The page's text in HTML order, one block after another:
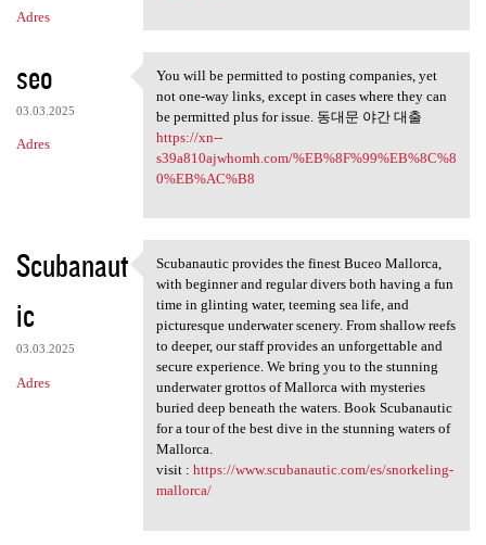
Adres
seo
03.03.2025
Adres
You will be permitted to
You will be permitted to posting companies, yet
not one-way links, except in cases where they can
be permitted plus for issue. 동대문 야간 대출
https://xn--
s39a810ajwhomh.com/%EB%8F%99%EB%8C%8
0%EB%AC%B8
Scubanaut
ic
03.03.2025
Adres
Scubanautic provides the
Scubanautic provides the finest Buceo Mallorca,
with beginner and regular divers both having a fun
time in glinting water, teeming sea life, and
picturesque underwater scenery. From shallow reefs
to deeper, our staff provides an unforgettable and
secure experience. We bring you to the stunning
underwater grottos of Mallorca with mysteries
buried deep beneath the waters. Book Scubanautic
for a tour of the best dive in the stunning waters of
Mallorca.
visit : https://www.scubanautic.com/es/snorkeling-
mallorca/